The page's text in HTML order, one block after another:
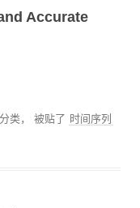
Accurate
分类， 被贴了 时间序列